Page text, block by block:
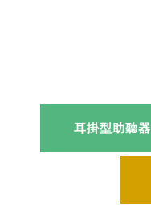
耳掛型助聽器